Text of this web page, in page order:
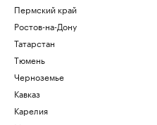
Пермский край
Ростов-на-Дону
Татарстан
Тюмень
Черноземье
Кавказ
Карелия